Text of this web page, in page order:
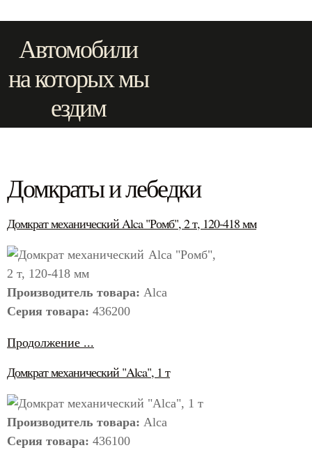
Автомобили
на которых мы
ездим
Домкраты и лебедки
Домкрат механический Alca "Ромб", 2 т, 120-418 мм
Производитель товара: Alca
Серия товара: 436200
Продолжение ...
Домкрат механический "Alca", 1 т
Производитель товара: Alca
Серия товара: 436100